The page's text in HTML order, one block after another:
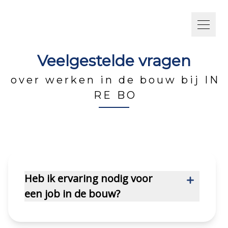
Veelgestelde vragen
over werken in de bouw bij IN
RE BO
Heb ik ervaring nodig voor
een job in de bouw?